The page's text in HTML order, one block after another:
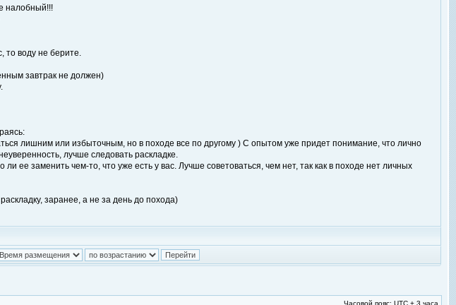
налобный!!!
то воду не берите.
завтрак не должен)
лишним или избыточным, но в походе все по другому ) С опытом уже придет понимание, что лично
лучше следовать раскладке.
ее заменить чем-то, что уже есть у вас. Лучше советоваться, чем нет, так как в походе нет личных
заранее, а не за день до похода)
Часовой пояс: UTC + 3 часа